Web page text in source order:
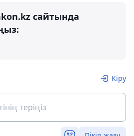
сайтында
Кіру